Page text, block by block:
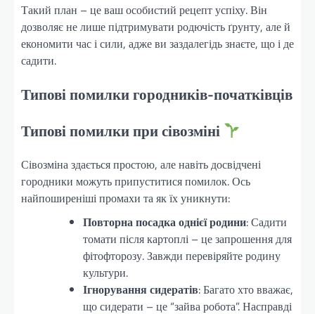
Такий план – це ваш особистий рецепт успіху. Він
дозволяє не лише підтримувати родючість ґрунту, але й
економити час і сили, адже ви заздалегідь знаєте, що і де
садити.
Типові помилки городників-початківців
Типові помилки при сівозміні
Сівозміна здається простою, але навіть досвідчені
городники можуть припуститися помилок. Ось
найпоширеніші промахи та як їх уникнути:
Повторна посадка однієї родини: Садити
томати після картоплі – це запрошення для
фітофторозу. Завжди перевіряйте родину
культури.
Ігнорування сидератів: Багато хто вважає,
що сидерати – це “зайва робота”. Насправді